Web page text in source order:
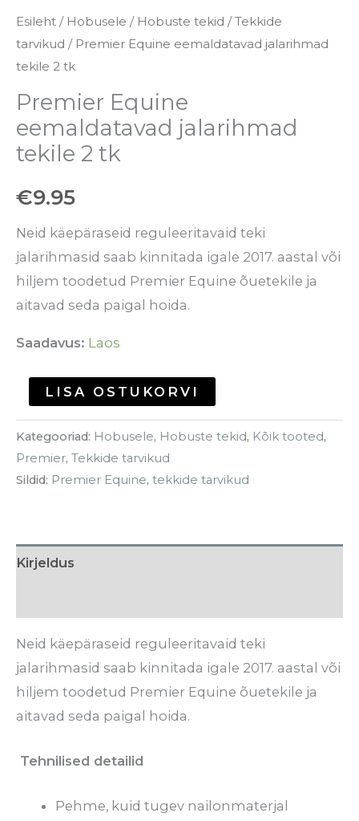
Esileht / Hobusele / Hobuste tekid /Tekkide
tarvikud / Premier Equine eemaldatavad jalarihmad
tekile 2 tk
Premier Equine
eemaldatavad jalarihmad
tekile 2 tk
€9.95
Neid käepäraseid reguleeritavaid teki
jalarihmasid saab kinnitada igale 2017. aastal või
hiljem toodetud Premier Equine õuetekile ja
aitavad seda paigal hoida.
Saadavus: Laos
LISA OSTUKORVI
Kategooriad: Hobusele, Hobuste tekid, Kõik tooted,
Premier, Tekkide tarvikud
Sildid: Premier Equine, tekkide tarvikud
Kirjeldus
Neid käepäraseid reguleeritavaid teki
jalarihmasid saab kinnitada igale 2017. aastal või
hiljem toodetud Premier Equine õuetekile ja
aitavad seda paigal hoida.
Tehnilised detailid
Pehme, kuid tugev nailonmaterjal